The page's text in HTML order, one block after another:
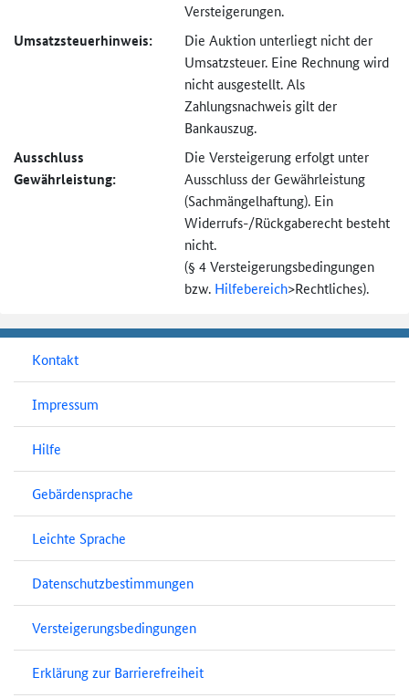
Versteigerungen.
Umsatzsteuer­hinweis:
Die Auktion unterliegt nicht der
Umsatzsteuer. Eine Rechnung wird
nicht ausgestellt. Als
Zahlungsnachweis gilt der
Bankauszug.
Ausschluss
Gewährleistung:
Die Versteigerung erfolgt unter
Ausschluss der Gewährleistung
(Sachmängel­haftung). Ein
Widerrufs-/Rückgaberecht besteht
nicht.
(§ 4 Versteigerungs­bedingungen
bzw. Hilfebereich>Rechtliches).
Kontakt
Impressum
Hilfe
Gebärdensprache
Leichte Sprache
Datenschutzbestimmungen
Versteigerungsbedingungen
Erklärung zur Barrierefreiheit